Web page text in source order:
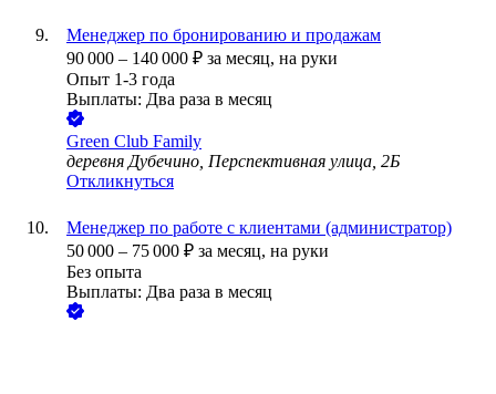
Менеджер по бронированию и продажам
90 000 – 140 000 ₽ за месяц, на руки
Опыт 1-3 года
Выплаты: Два раза в месяц
Green Club Family
деревня Дубечино, Перспективная улица, 2Б
Откликнуться
Менеджер по работе с клиентами (администратор)
50 000 – 75 000 ₽ за месяц, на руки
Без опыта
Выплаты: Два раза в месяц